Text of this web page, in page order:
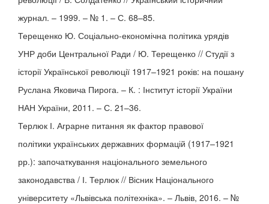
журнал. – 1999. – № 1. – С. 68–85.
Терещенко Ю. Соціально-економічна політика урядів
УНР доби Центральної Ради / Ю. Терещенко // Студії з
історії Української революції 1917–1921 років: на пошану
Руслана Яковича Пирога. – К. : Інститут історії України
НАН України, 2011. – С. 21–36.
Терлюк І. Аграрне питання як фактор правової
політики українських державних формацій (1917–1921
рр.): започаткування національного земельного
законодавства / І. Терлюк // Вісник Національного
університету «Львівська політехніка». – Львів, 2016. – №